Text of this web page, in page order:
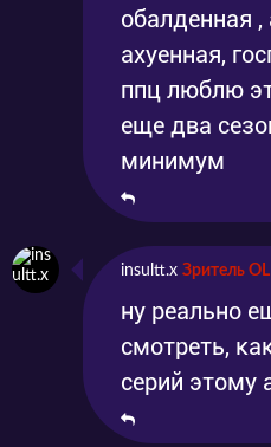
обалденная
ахуенная,
ппц люблю
еще два
минимум
insultt.x Зритель
ну реально
смотреть,
серий этому